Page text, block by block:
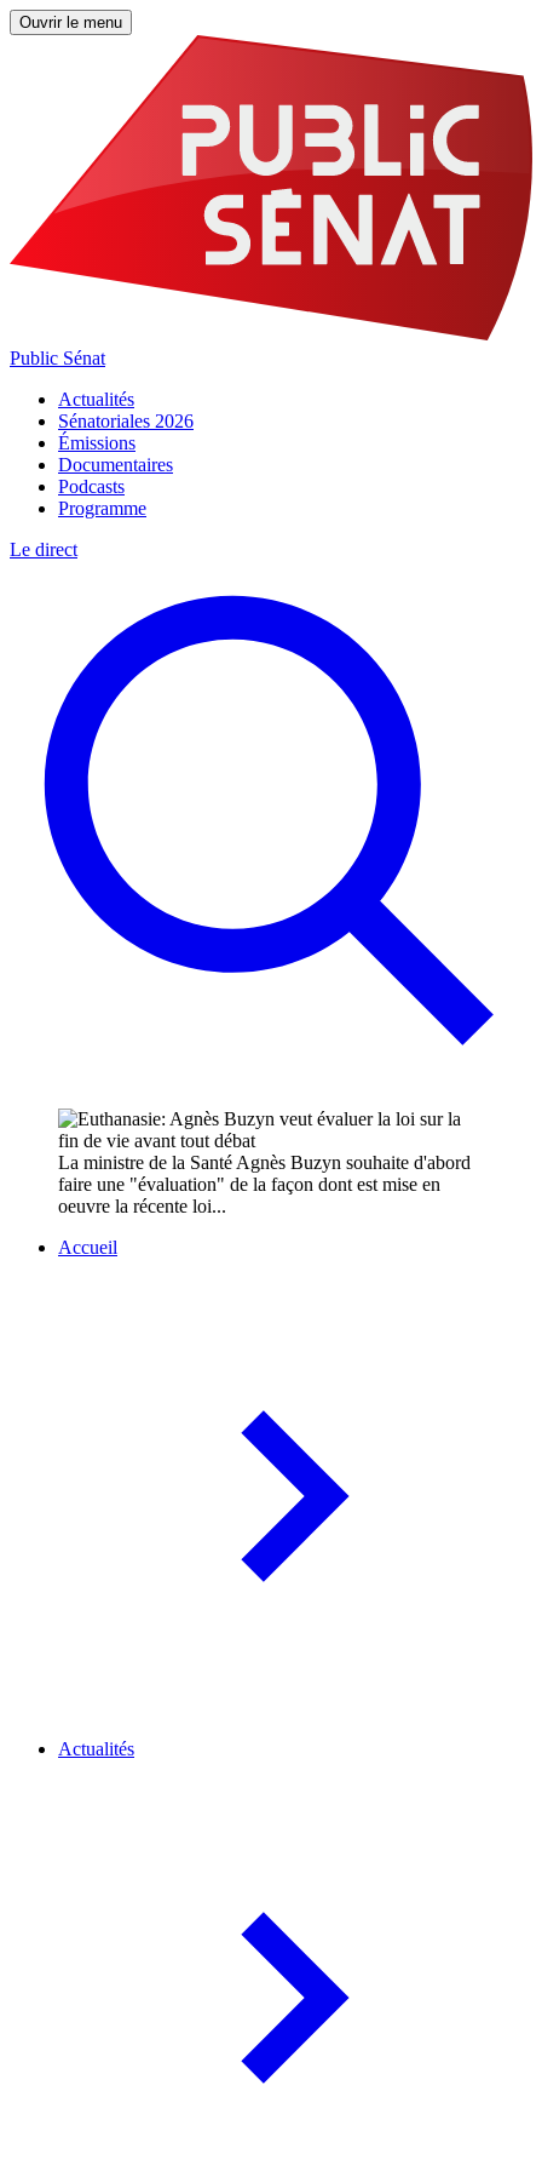
Ouvrir le menu
Public Sénat
Actualités
Sénatoriales 2026
Émissions
Documentaires
Podcasts
Programme
Le direct
La ministre de la Santé Agnès Buzyn souhaite d'abord
faire une "évaluation" de la façon dont est mise en
oeuvre la récente loi...
Accueil
Actualités